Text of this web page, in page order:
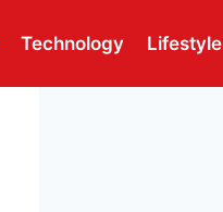
Technology Lifestyle